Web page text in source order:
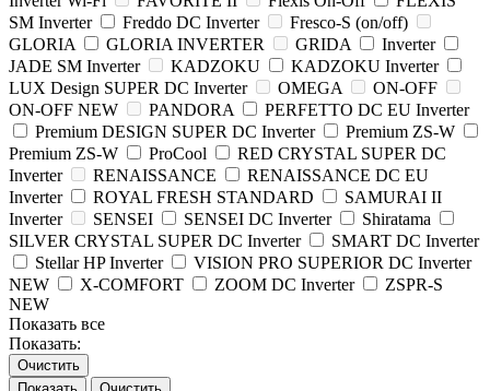
SM Inverter
Freddo DC Inverter
Fresco-S (on/off)
GLORIA
GLORIA INVERTER GRIDA
Inverter
JADE SM Inverter
KADZOKU
KADZOKU Inverter
LUX Design SUPER DC Inverter
OMEGA
ON-OFF
ON-OFF NEW
PANDORA
PERFETTO DC EU Inverter
Premium DESIGN SUPER DC Inverter
Premium ZS-W
Premium ZS-W
ProCool
RED CRYSTAL SUPER DC
Inverter
RENAISSANCE
RENAISSANCE DC EU
Inverter
ROYAL FRESH STANDARD
SAMURAI II
Inverter
SENSEI SENSEI DC Inverter
Shiratama
SILVER CRYSTAL SUPER DC Inverter
SMART DC Inverter
Stellar HP Inverter
VISION PRO SUPERIOR DC Inverter
NEW
X-COMFORT ZOOM DC Inverter
ZSPR-S
NEW
Показать все
Показать:
Очистить